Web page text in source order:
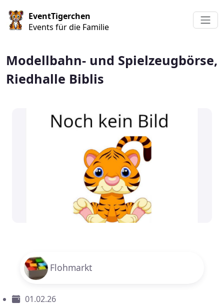
EventTigerchen
Events für die Familie
Modellbahn- und Spielzeugbörse,
Riedhalle Biblis
Flohmarkt
01.02.26